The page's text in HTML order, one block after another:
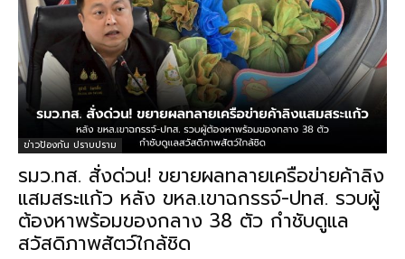
ข่าวป้องกัน ปราบปราม
รมว.ทส. สั่งด่วน! ขยายผลทลายเครือข่ายค้าลิง
แสมสระแก้ว หลัง ขหล.เขาฉกรรจ์-ปทส. รวบผู้
ต้องหาพร้อมของกลาง 38 ตัว กำชับดูแล
สวัสดิภาพสัตว์ใกล้ชิด